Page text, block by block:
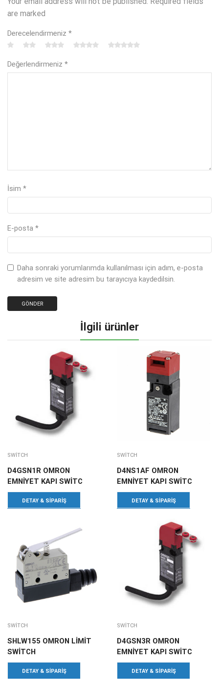
are marked
Derecelendirmeniz *
Değerlendirmeniz *
İsim *
E-posta *
Daha sonraki yorumlarımda kullanılması için adım, e-posta
adresim ve site adresim bu tarayıcıya kaydedilsin.
İlgili ürünler
SWITCH
D4GSN1R OMRON
EMNİYET KAPI SWİTC
DETAY & SIPARIŞ
SWITCH
D4NS1AF OMRON
EMNİYET KAPI SWİTC
DETAY & SIPARIŞ
SWITCH
SHLW155 OMRON LİMİT
SWİTCH
DETAY & SIPARIŞ
SWITCH
D4GSN3R OMRON
EMNİYET KAPI SWİTC
DETAY & SIPARIŞ